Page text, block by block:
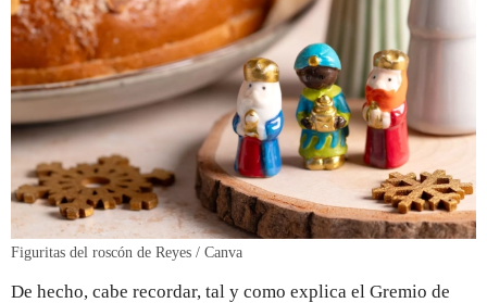
Figuritas del roscón de Reyes / Canva
De hecho, cabe recordar, tal y como explica el Gremio de